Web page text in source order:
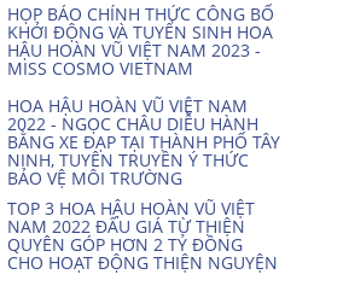
HỌP BÁO CHÍNH THỨC CÔNG BỐ
KHỞI ĐỘNG VÀ TUYỂN SINH HOA
HẬU HOÀN VŨ VIỆT NAM 2023 -
MISS COSMO VIETNAM
HOA HẬU HOÀN VŨ VIỆT NAM
2022 - NGỌC CHÂU DIỄU HÀNH
BẰNG XE ĐẠP TẠI THÀNH PHỐ TÂY
NINH, TUYÊN TRUYỀN Ý THỨC
BẢO VỆ MÔI TRƯỜNG
TOP 3 HOA HẬU HOÀN VŨ VIỆT
NAM 2022 ĐẤU GIÁ TỪ THIỆN
QUYÊN GÓP HƠN 2 TỶ ĐỒNG
CHO HOẠT ĐỘNG THIỆN NGUYỆN